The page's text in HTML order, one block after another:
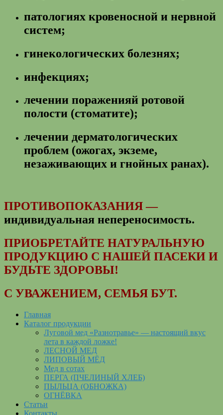
патологиях кровеносной и нервной
систем;
гинекологических болезнях;
инфекциях;
лечении пораженияй ротовой
полости (стоматите);
лечении дерматологических
проблем (ожогах, экземе,
незаживающих и гнойных ранах).
ПРОТИВОПОКАЗАНИЯ —
индивидуальная непереносимость.
ПРИОБРЕТАЙТЕ НАТУРАЛЬНУЮ
ПРОДУКЦИЮ С НАШЕЙ ПАСЕКИ И
БУДЬТЕ ЗДОРОВЫ!
С УВАЖЕНИЕМ, СЕМЬЯ БУТ.
Главная
Каталог продукции
Луговой мед «Разнотравье» — настоящий вкус
лета в каждой ложке!
ЛЕСНОЙ МЕД
ЛИПОВЫЙ МЁД
Мед в сотах
ПЕРГА (ПЧЕЛИНЫЙ ХЛЕБ)
ПЫЛЬЦА (ОБНОЖКА)
ОГНЁВКА
Статьи
Контакты